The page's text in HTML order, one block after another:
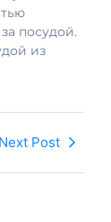
посудой.
из
Next Post